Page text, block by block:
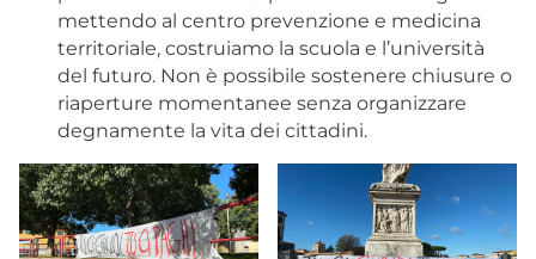
mettendo al centro prevenzione e medicina
territoriale, costruiamo la scuola e l’università
del futuro. Non è possibile sostenere chiusure o
riaperture momentanee senza organizzare
degnamente la vita dei cittadini.